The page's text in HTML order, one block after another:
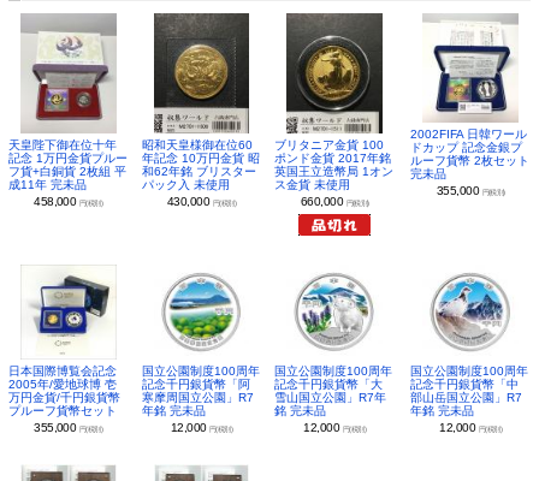
天皇陛下御在位十年
記念 1万円金貨プルー
フ貨+白銅貨 2枚組 平
成11年 完未品
458,000 円(税別)
昭和天皇様御在位60
年記念 10万円金貨 昭
和62年銘 ブリスター
パック入 未使用
430,000 円(税別)
ブリタニア金貨 100
ポンド金貨 2017年銘
英国王立造幣局 1オン
ス金貨 未使用
660,000 円(税別)
2002FIFA 日韓ワール
ドカップ 記念金銀プ
ルーフ貨幣 2枚セット
完未品
355,000 円(税別)
日本国際博覧会記念
2005年/愛地球博 壱
万円金貨/千円銀貨幣
プルーフ貨幣セット
355,000 円(税別)
国立公園制度100周年
記念千円銀貨幣「阿
寒摩周国立公園」R7
年銘 完未品
12,000 円(税別)
国立公園制度100周年
記念千円銀貨幣「大
雪山国立公園」R7年
銘 完未品
12,000 円(税別)
国立公園制度100周年
記念千円銀貨幣「中
部山岳国立公園」R7
年銘 完未品
12,000 円(税別)